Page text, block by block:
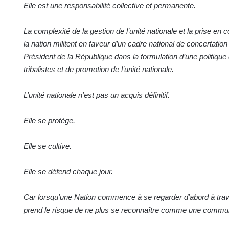
Elle est une responsabilité collective et permanente.
La complexité de la gestion de l’unité nationale et la prise
la nation militent en faveur d’un cadre national de
Président de la République dans la formulation d’une
tribalistes et de promotion de l’unité nationale.
L’unité nationale n’est pas un acquis définitif.
Elle se protège.
Elle se cultive.
Elle se défend chaque jour.
Car lorsqu’une Nation commence à se regarder d’abord à
prend le risque de ne plus se reconnaître comme une